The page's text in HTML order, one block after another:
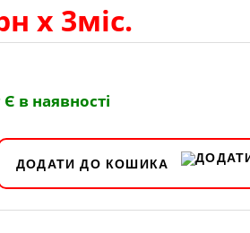
х 3міс.
Є в наявності
ДОДАТИ ДО КОШИКА